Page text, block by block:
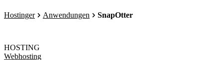
Hostinger Anwendungen SnapOtter
HOSTING
Webhosting